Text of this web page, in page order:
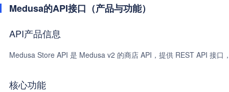
Medusa的API接口（产品与功能）
API产品信息
Medusa Store API 是 Medusa v2 的商店 API，提供 REST API 接
核心功能